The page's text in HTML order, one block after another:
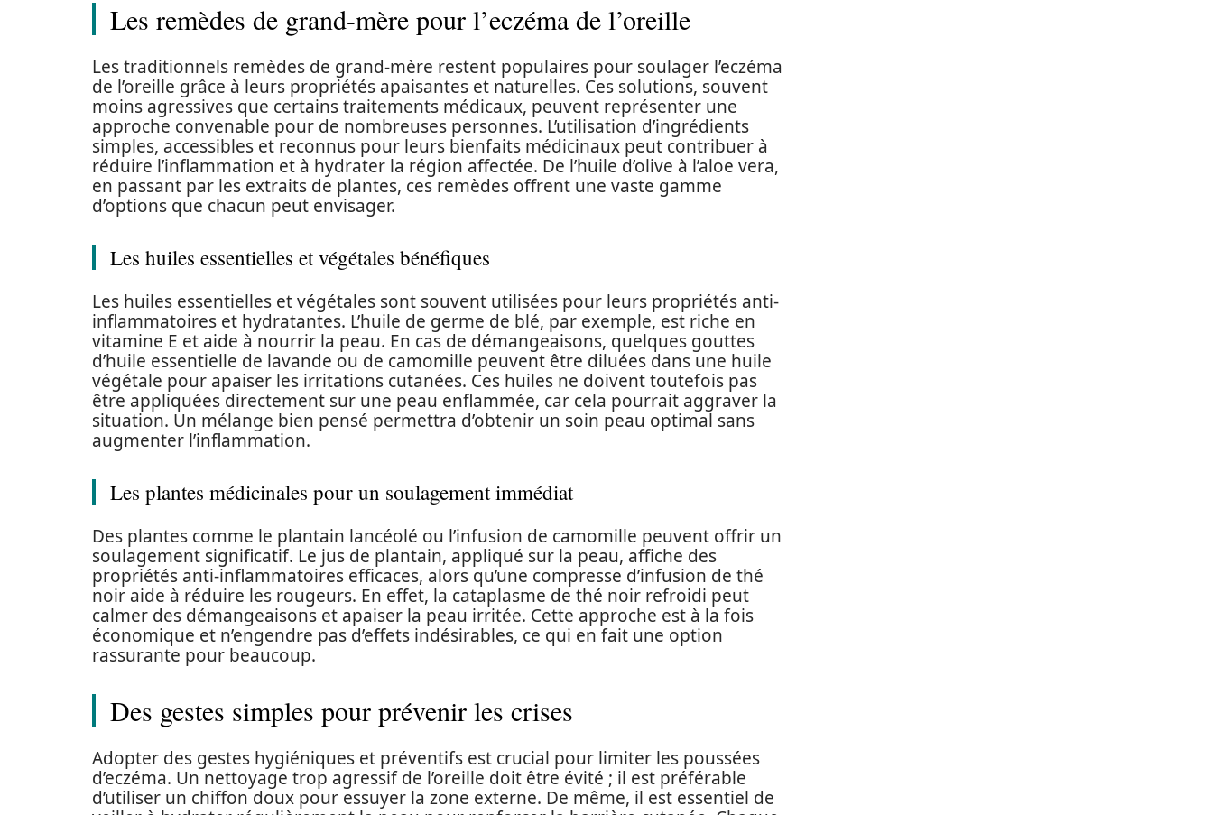
Les remèdes de grand-mère pour l’eczéma de l’oreille
Les traditionnels remèdes de grand-mère restent populaires pour soulager l’eczéma
de l’oreille grâce à leurs propriétés apaisantes et naturelles. Ces solutions, souvent
moins agressives que certains traitements médicaux, peuvent représenter une
approche convenable pour de nombreuses personnes. L’utilisation d’ingrédients
simples, accessibles et reconnus pour leurs bienfaits médicinaux peut contribuer à
réduire l’inflammation et à hydrater la région affectée. De l’huile d’olive à l’aloe vera,
en passant par les extraits de plantes, ces remèdes offrent une vaste gamme
d’options que chacun peut envisager.
Les huiles essentielles et végétales bénéfiques
Les huiles essentielles et végétales sont souvent utilisées pour leurs propriétés anti-
inflammatoires et hydratantes. L’huile de germe de blé, par exemple, est riche en
vitamine E et aide à nourrir la peau. En cas de démangeaisons, quelques gouttes
d’huile essentielle de lavande ou de camomille peuvent être diluées dans une huile
végétale pour apaiser les irritations cutanées. Ces huiles ne doivent toutefois pas
être appliquées directement sur une peau enflammée, car cela pourrait aggraver la
situation. Un mélange bien pensé permettra d’obtenir un soin peau optimal sans
augmenter l’inflammation.
Les plantes médicinales pour un soulagement immédiat
Des plantes comme le plantain lancéolé ou l’infusion de camomille peuvent offrir un
soulagement significatif. Le jus de plantain, appliqué sur la peau, affiche des
propriétés anti-inflammatoires efficaces, alors qu’une compresse d’infusion de thé
noir aide à réduire les rougeurs. En effet, la cataplasme de thé noir refroidi peut
calmer des démangeaisons et apaiser la peau irritée. Cette approche est à la fois
économique et n’engendre pas d’effets indésirables, ce qui en fait une option
rassurante pour beaucoup.
Des gestes simples pour prévenir les crises
Adopter des gestes hygiéniques et préventifs est crucial pour limiter les poussées
d’eczéma. Un nettoyage trop agressif de l’oreille doit être évité ; il est préférable
d’utiliser un chiffon doux pour essuyer la zone externe. De même, il est essentiel de